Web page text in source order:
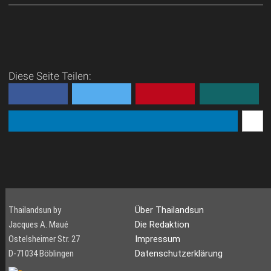
Diese Seite Teilen:
Thailandsun by
Jacques A. Maué
Ostelsheimer Str. 27
D-71034 Böblingen
Über Thailandsun
Die Redaktion
Impressum
Datenschutzerklärung